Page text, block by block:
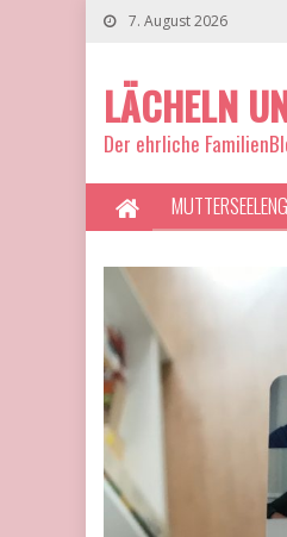
7. August 2026
LÄCHELN
Der ehrliche